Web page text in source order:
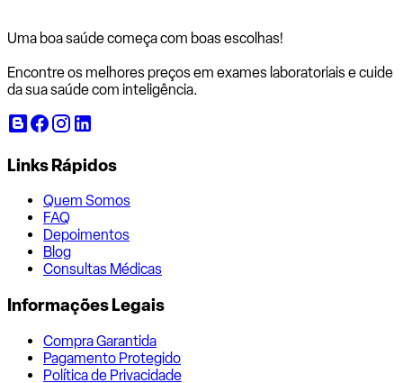
Uma boa saúde começa com boas escolhas!
Encontre os melhores preços em exames laboratoriais e cuide
da sua saúde com inteligência.
Links Rápidos
Quem Somos
FAQ
Depoimentos
Blog
Consultas Médicas
Informações Legais
Compra Garantida
Pagamento Protegido
Política de Privacidade